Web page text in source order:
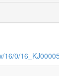
16/0/